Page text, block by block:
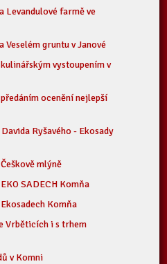
Levandulové farmě ve
Veselém gruntu v Janové
vystoupením v
ocenění nejlepší
Ryšavého - Ekosady
mlýně
SADECH Komňa
Komňa
Vrběticích i s trhem
v Komni